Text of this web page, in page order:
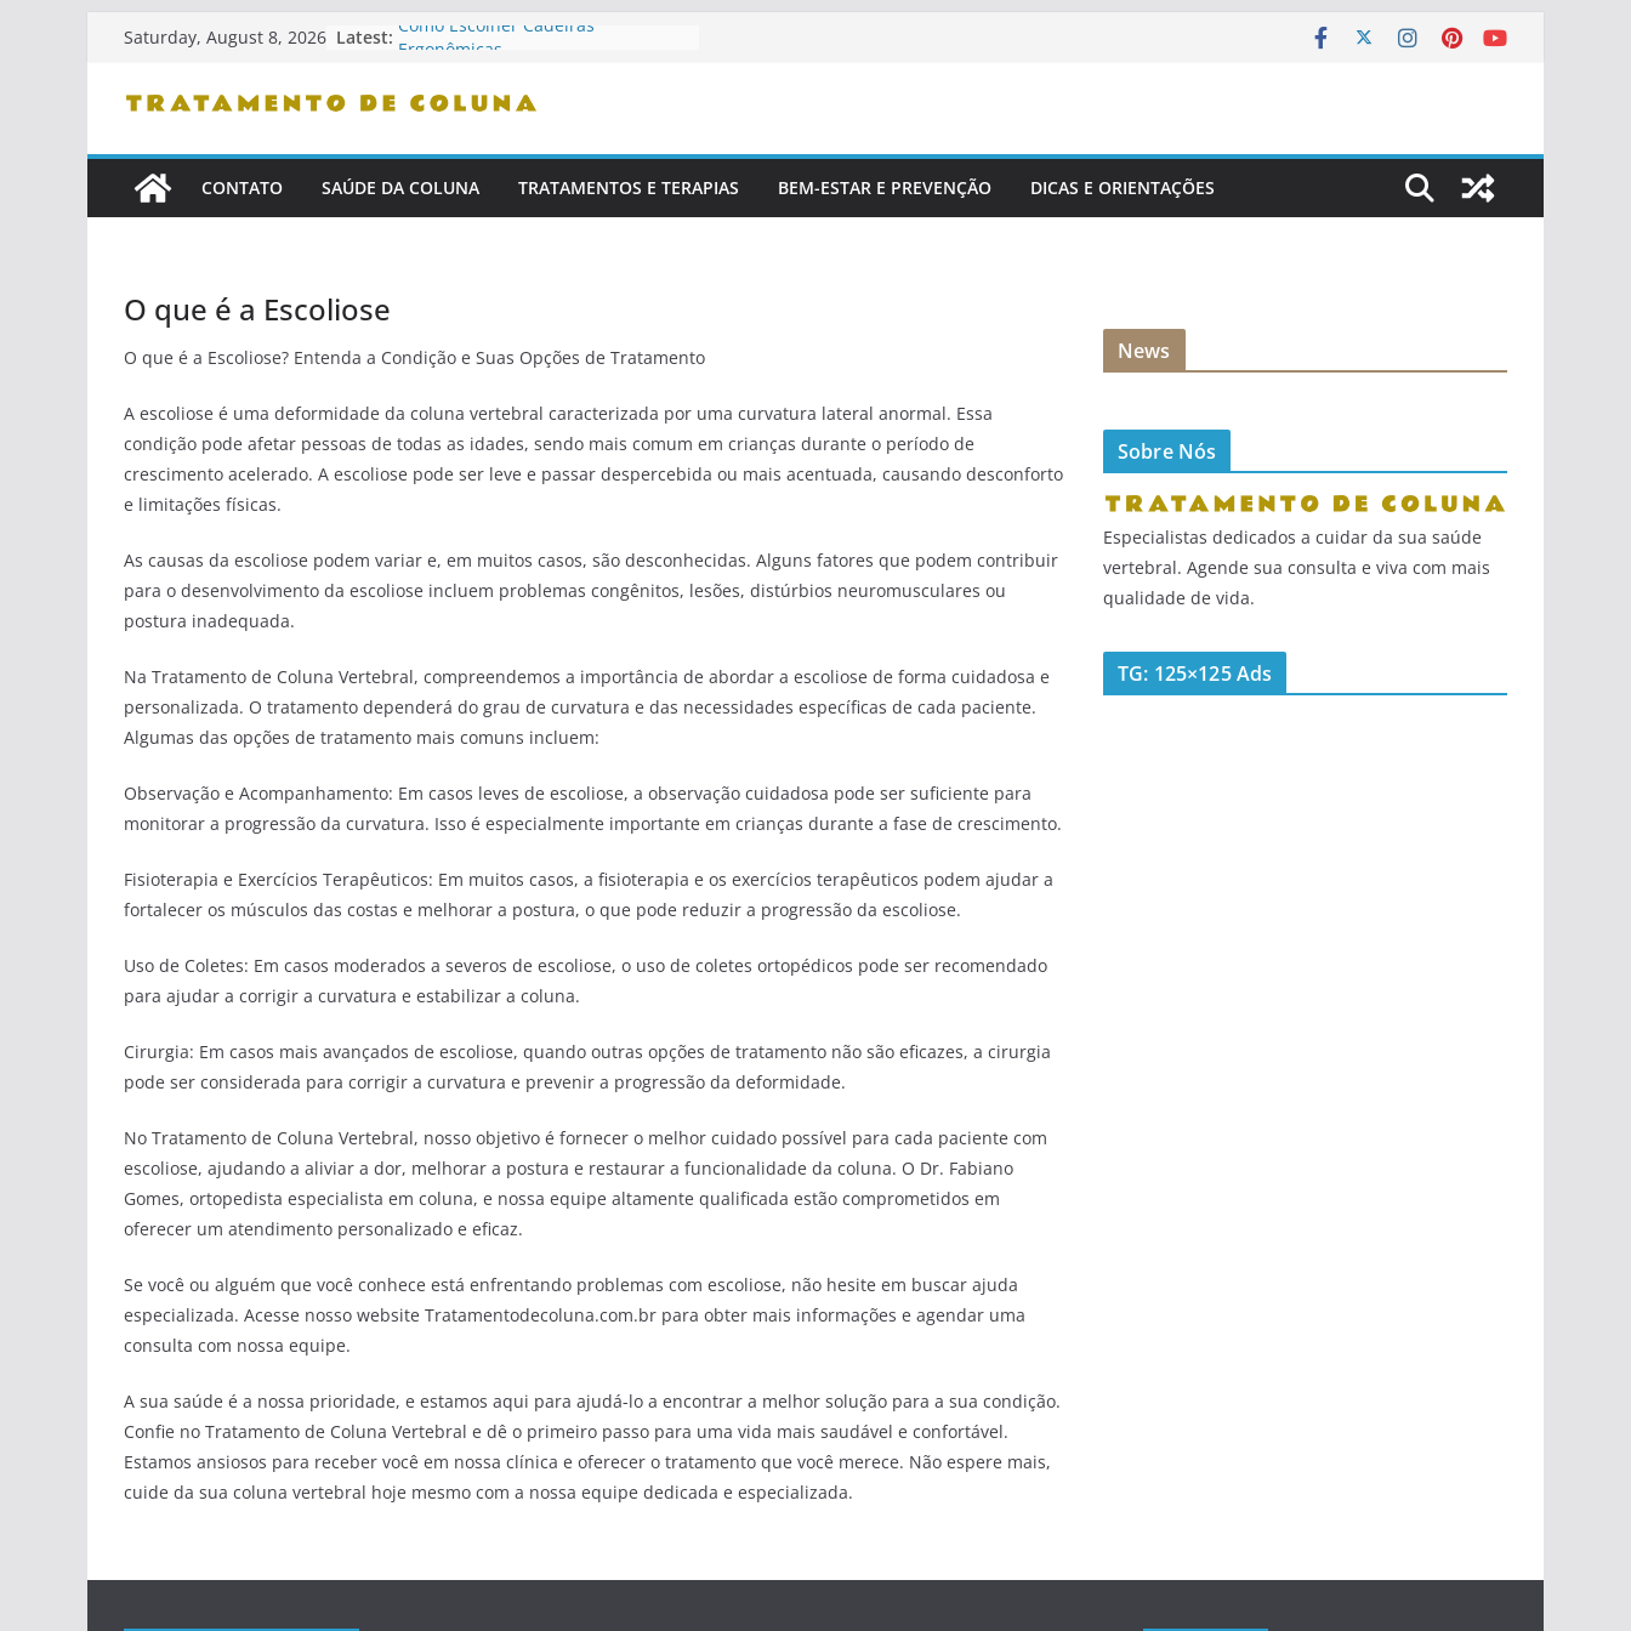
content
Saturday, August 8, 2026 Latest: Como Escolher Cadeiras
Confiança
Problemas De Coluna
Como Se Levantar Corretamente Da
CONTATO SAÚDE DA COLUNA TRATAMENTOS E TERAPIAS BEM-ESTAR E PREVENÇÃO DICAS E ORIENTAÇÕES
O que é a Escoliose
O que é a Escoliose? Entenda a Condição e Suas Opções de Tratamento
A escoliose é uma deformidade da coluna vertebral caracterizada por uma curvatura lateral anormal. Essa
condição pode afetar pessoas de todas as idades, sendo mais comum em crianças durante o período de
crescimento acelerado. A escoliose pode ser leve e passar despercebida ou mais acentuada, causando desconforto
e limitações físicas.
As causas da escoliose podem variar e, em muitos casos, são desconhecidas. Alguns fatores que podem contribuir
para o desenvolvimento da escoliose incluem problemas congênitos, lesões, distúrbios neuromusculares ou
postura inadequada.
Na Tratamento de Coluna Vertebral, compreendemos a importância de abordar a escoliose de forma cuidadosa e
personalizada. O tratamento dependerá do grau de curvatura e das necessidades específicas de cada paciente.
Algumas das opções de tratamento mais comuns incluem:
Observação e Acompanhamento: Em casos leves de escoliose, a observação cuidadosa pode ser suficiente para
monitorar a progressão da curvatura. Isso é especialmente importante em crianças durante a fase de crescimento.
Fisioterapia e Exercícios Terapêuticos: Em muitos casos, a fisioterapia e os exercícios terapêuticos podem ajudar a
fortalecer os músculos das costas e melhorar a postura, o que pode reduzir a progressão da escoliose.
Uso de Coletes: Em casos moderados a severos de escoliose, o uso de coletes ortopédicos pode ser recomendado
para ajudar a corrigir a curvatura e estabilizar a coluna.
Cirurgia: Em casos mais avançados de escoliose, quando outras opções de tratamento não são eficazes, a cirurgia
pode ser considerada para corrigir a curvatura e prevenir a progressão da deformidade.
No Tratamento de Coluna Vertebral, nosso objetivo é fornecer o melhor cuidado possível para cada paciente com
escoliose, ajudando a aliviar a dor, melhorar a postura e restaurar a funcionalidade da coluna. O Dr. Fabiano
Gomes, ortopedista especialista em coluna, e nossa equipe altamente qualificada estão comprometidos em
oferecer um atendimento personalizado e eficaz.
Se você ou alguém que você conhece está enfrentando problemas com escoliose, não hesite em buscar ajuda
especializada. Acesse nosso website Tratamentodecoluna.com.br para obter mais informações e agendar uma
consulta com nossa equipe.
A sua saúde é a nossa prioridade, e estamos aqui para ajudá-lo a encontrar a melhor solução para a sua condição.
Confie no Tratamento de Coluna Vertebral e dê o primeiro passo para uma vida mais saudável e confortável.
Estamos ansiosos para receber você em nossa clínica e oferecer o tratamento que você merece. Não espere mais,
cuide da sua coluna vertebral hoje mesmo com a nossa equipe dedicada e especializada.
News
Sobre Nós
Especialistas dedicados a cuidar da sua saúde
vertebral. Agende sua consulta e viva com mais
qualidade de vida.
TG: 125×125 Ads